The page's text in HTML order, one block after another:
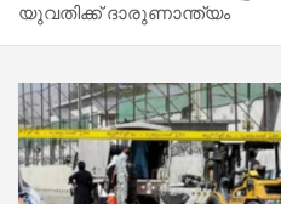
യുവതിക്ക് ദാരുണാന്ത്യം